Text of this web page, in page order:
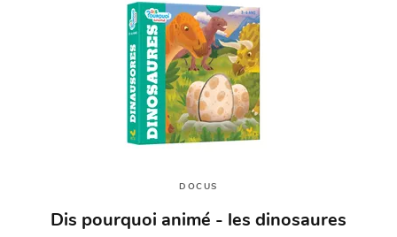
DOCUS
Dis pourquoi animé - les dinosaures